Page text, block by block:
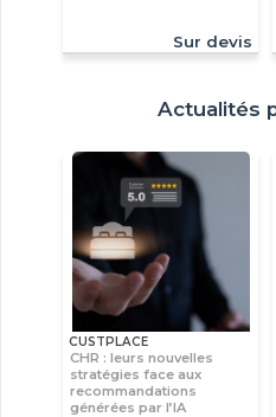
Sur devis
Actualités
CUSTPLACE
CHR : leurs nouvelles
stratégies face aux
recommandations
générées par l’IA